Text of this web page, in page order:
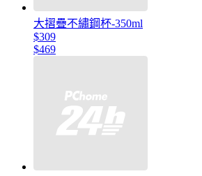
大摺疊不繡鋼杯-350ml
$309
$469